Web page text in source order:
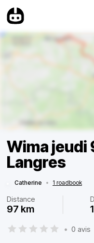
Wima jeudi
Langres
Catherine • 1 roadbook
Distance
97 km
• 0 avis